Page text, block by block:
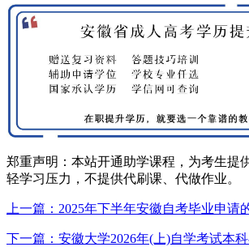
郑重声明：本站开通助学课程，为考生提
轻学习压力，不提供代刷课、代做作业。
上一篇：2025年下半年安徽自考毕业申请
下一篇：安徽大学2026年(上)自学考试本